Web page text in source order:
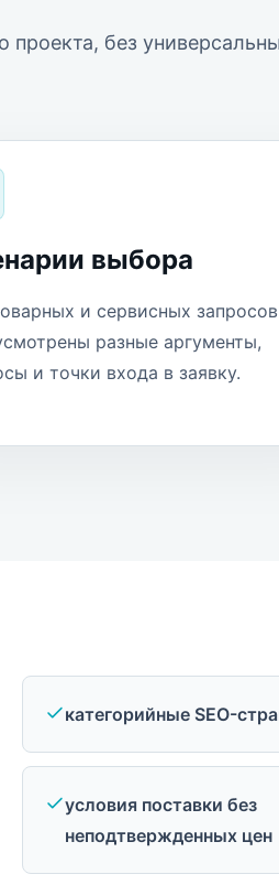
проекта, без
выбора
и сервисных запросов
разные аргументы,
и точки входа в заявку.
категорийные SEO-
условия поставки без
неподтвержденных цен